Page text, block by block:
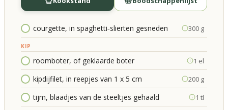
courgette, in spaghetti‑slierten gesneden 300 g
KIP
roomboter, of geklaarde boter 1 el
kipdijfilet, in reepjes van 1 x 5 cm 200 g
tijm, blaadjes van de steeltjes gehaald 1 tl